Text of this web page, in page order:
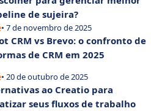
de sujeira?
• 7 de novembro de 2025
CRM vs Brevo: o confronto de
de CRM em 2025
• 20 de outubro de 2025
ao Creatio para
seus fluxos de trabalho